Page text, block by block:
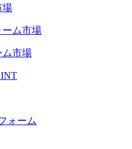
場
ム市場